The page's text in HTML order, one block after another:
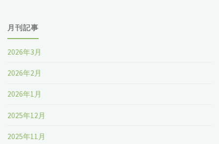
月刊記事
2026年3月
2026年2月
2026年1月
2025年12月
2025年11月